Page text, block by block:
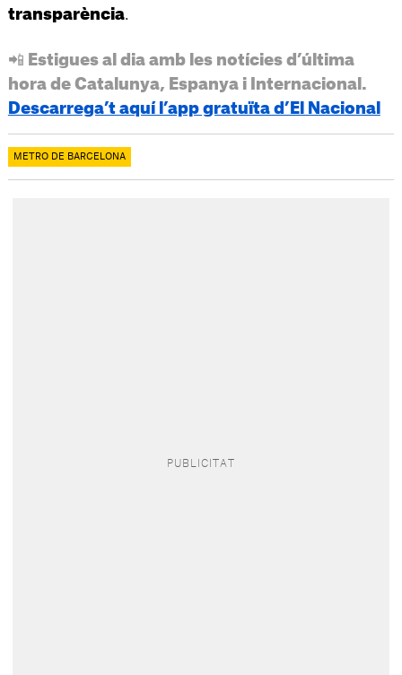
transparència.
📲 Estigues al dia amb les notícies d’última
hora de Catalunya, Espanya i Internacional.
Descarrega’t aquí l’app gratuïta d’El Nacional
METRO DE BARCELONA